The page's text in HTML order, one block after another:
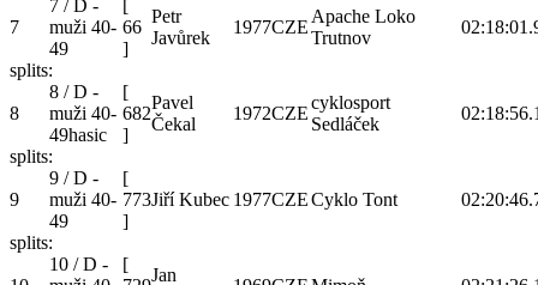
7
7 / D -
muži 40-
49
[
66
]
Petr
Javůrek
1977CZE
Apache Loko
Trutnov
splits:
8
8 / D -
muži 40-
49hasic
[
682
]
Pavel
Čekal
1972CZE
cyklosport
Sedláček
splits:
9
9 / D -
muži 40-
49
[
773
]
Jiří Kubec 1977CZECyklo Tont
splits:
10 / D -
[
Jan